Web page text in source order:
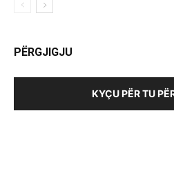
PËRGJIGJU
KYÇU PËR TU